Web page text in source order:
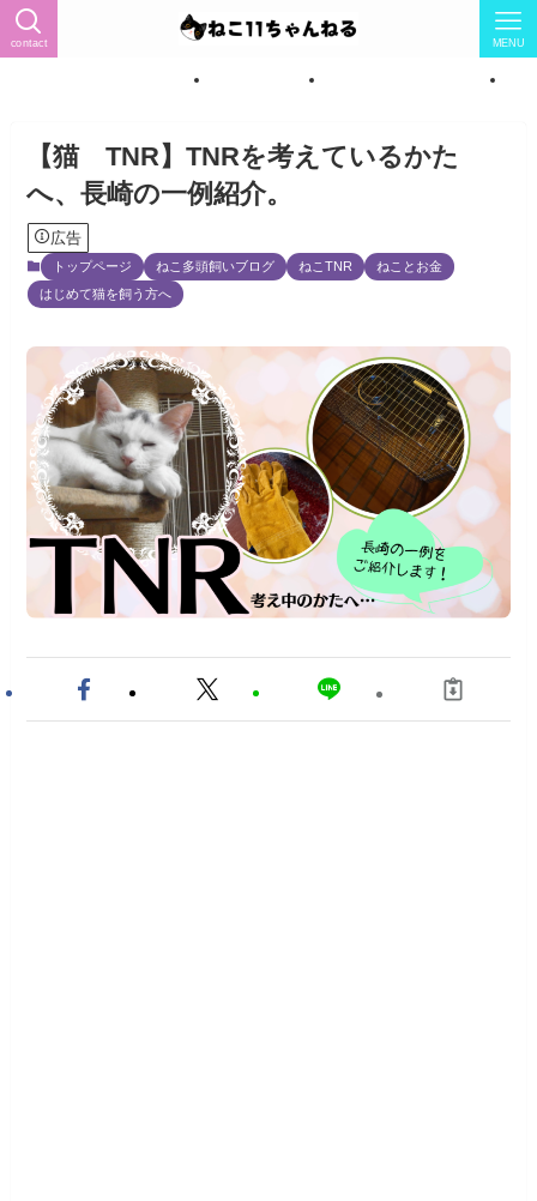
contact MENU
ール（猫怖い→猫LOVEに） トップページ ねこ紹介★女の子7匹★
【猫 TNR】TNRを考えているかた
へ、長崎の一例紹介。
広告
トップページ ねこ多頭飼いブログ ねこTNR
ねことお金
はじめて猫を飼う方へ